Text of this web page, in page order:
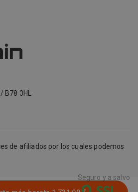
/ B78 3HL
de afiliados por los cuales podemos
Seguro y a salvo